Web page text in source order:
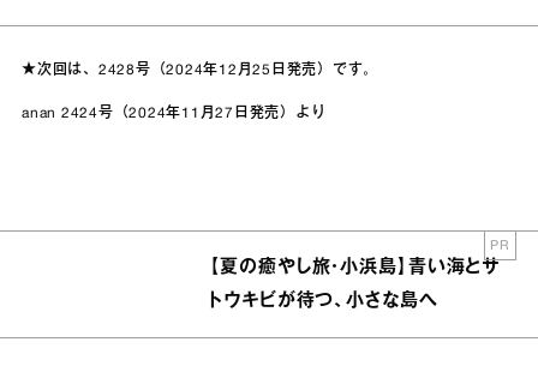
★次回は、2428号（2024年12月25日発売）です。
anan 2424号（2024年11月27日発売）より
【夏の癒やし旅・小浜島】青い海とサ
トウキビが待つ、小さな島へ
PR